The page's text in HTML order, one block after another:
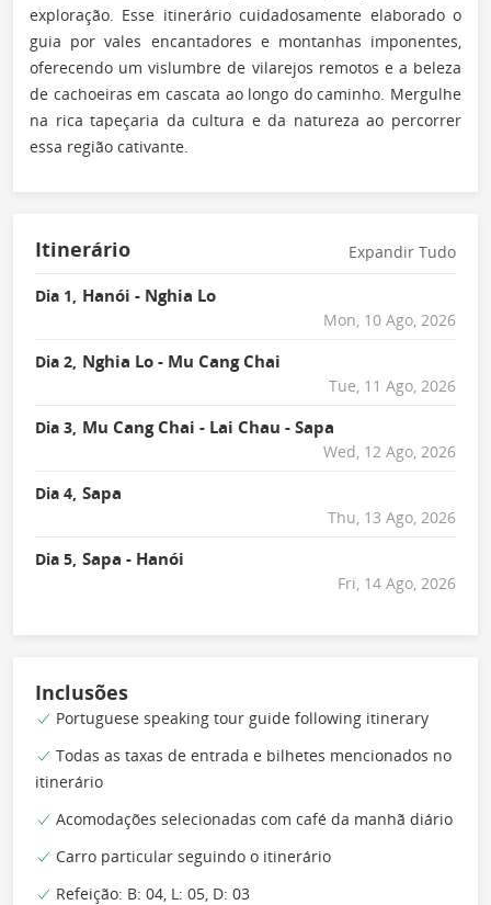
exploração. Esse itinerário cuidadosamente elaborado o
guia por vales encantadores e montanhas imponentes,
oferecendo um vislumbre de vilarejos remotos e a beleza
de cachoeiras em cascata ao longo do caminho. Mergulhe
na rica tapeçaria da cultura e da natureza ao percorrer
essa região cativante.
Itinerário Expandir Tudo
Dia 1, Hanói - Nghia Lo
Mon, 10 Ago, 2026
Dia 2, Nghia Lo - Mu Cang Chai
Tue, 11 Ago, 2026
Dia 3, Mu Cang Chai - Lai Chau - Sapa
Wed, 12 Ago, 2026
Dia 4, Sapa
Thu, 13 Ago, 2026
Dia 5, Sapa - Hanói
Fri, 14 Ago, 2026
Inclusões
Portuguese speaking tour guide following itinerary
Todas as taxas de entrada e bilhetes mencionados no
itinerário
Acomodações selecionadas com café da manhã diário
Carro particular seguindo o itinerário
Refeição: B: 04, L: 05, D: 03